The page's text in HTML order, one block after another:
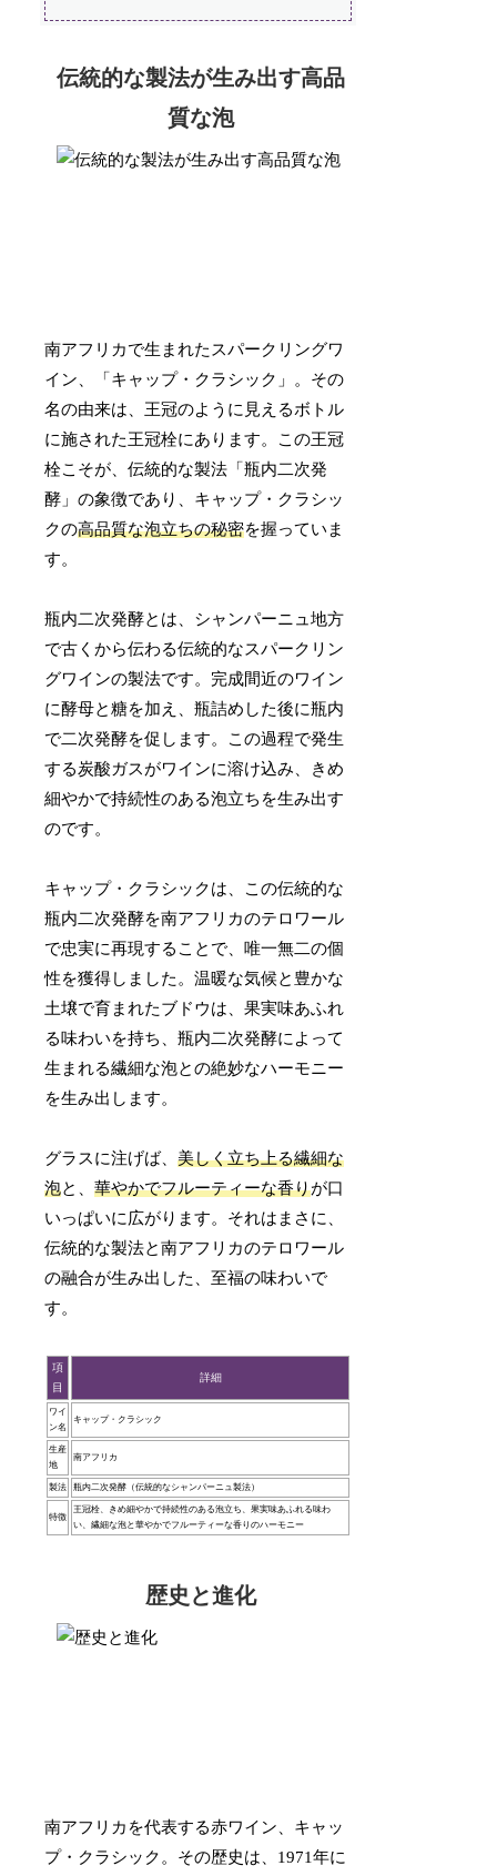
伝統的な製法が生み出す高品
質な泡
南アフリカで生まれたスパークリングワ
イン、「キャップ・クラシック」。その
名の由来は、王冠のように見えるボトル
に施された王冠栓にあります。この王冠
栓こそが、伝統的な製法「瓶内二次発
酵」の象徴であり、キャップ・クラシッ
クの高品質な泡立ちの秘密を握っていま
す。
瓶内二次発酵とは、シャンパーニュ地方
で古くから伝わる伝統的なスパークリン
グワインの製法です。完成間近のワイン
に酵母と糖を加え、瓶詰めした後に瓶内
で二次発酵を促します。この過程で発生
する炭酸ガスがワインに溶け込み、きめ
細やかで持続性のある泡立ちを生み出す
のです。
キャップ・クラシックは、この伝統的な
瓶内二次発酵を南アフリカのテロワール
で忠実に再現することで、唯一無二の個
性を獲得しました。温暖な気候と豊かな
土壌で育まれたブドウは、果実味あふれ
る味わいを持ち、瓶内二次発酵によって
生まれる繊細な泡との絶妙なハーモニー
を生み出します。
グラスに注げば、美しく立ち上る繊細な
泡と、華やかでフルーティーな香りが口
いっぱいに広がります。それはまさに、
伝統的な製法と南アフリカのテロワール
の融合が生み出した、至福の味わいで
す。
項
目
詳細
ワイ
ン名
キャップ・クラシック
生産
地
南アフリカ
製法 瓶内二次発酵（伝統的なシャンパーニュ製法）
特徴
王冠栓、きめ細やかで持続性のある泡立ち、果実味あふれる味わ
い、繊細な泡と華やかでフルーティーな香りのハーモニー
歴史と進化
南アフリカを代表する赤ワイン、キャッ
プ・クラシック。その歴史は、1971年に